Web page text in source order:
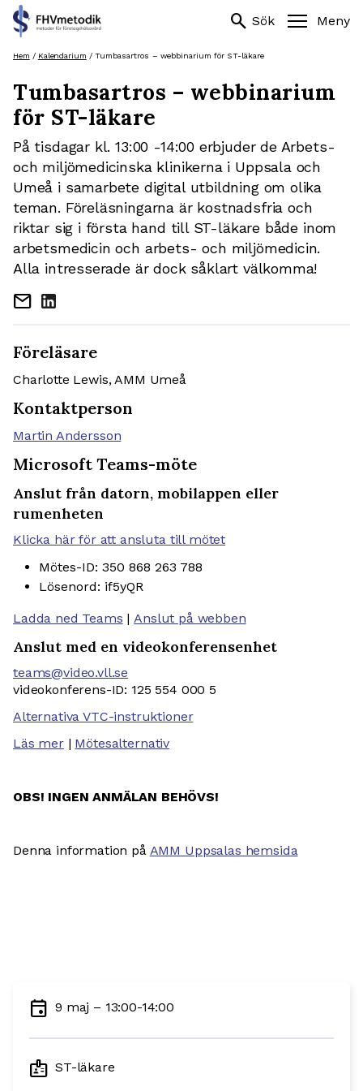
Hoppa
innehåll
search Sök Meny
Sök
efter:
search
Hem / Kalendarium / Tumbasartros – webbinarium för ST-läkare
Tumbasartros – webbinarium
för ST-läkare
På tisdagar kl. 13:00 -14:00 erbjuder de Arbets-
och miljömedicinska klinikerna i Uppsala och
Umeå i samarbete digital utbildning om olika
teman. Föreläsningarna är kostnadsfria och
riktar sig i första hand till ST-läkare både inom
arbetsmedicin och arbets- och miljömedicin.
Alla intresserade är dock såklart välkomma!
mail
Föreläsare
Charlotte Lewis, AMM Umeå
Kontaktperson
Martin Andersson
Microsoft Teams-möte
Anslut från datorn, mobilappen eller
rumenheten
Klicka här för att ansluta till mötet
Mötes-ID: 350 868 263 788
Lösenord: if5yQR
Ladda ned Teams |Anslut på webben
Anslut med en videokonferensenhet
teams@video.vll.se
videokonferens-ID: 125 554 000 5
Alternativa VTC-instruktioner
Läs mer| Mötesalternativ
OBS! INGEN ANMÄLAN BEHÖVS!
Denna information på AMM Uppsalas hemsida
event 9 maj – 13:00-14:00
badge ST-läkare